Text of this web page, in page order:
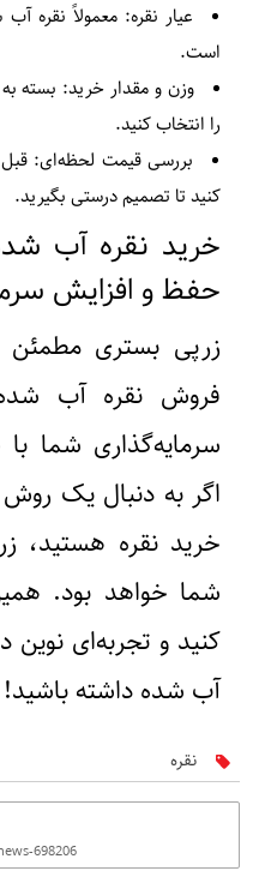
عیار نقره:
است.
وزن و مقدار خرید: بسته
را انتخاب کنید.
بررسی قیمت لحظه‌ای:
کنید تا تصمیم درستی بگیرید.
خرید نقره آب‌
حفظ و افزایش
زرپی بستری مطمئن
فروش نقره آب‌
سرمایه‌گذاری شما
اگر به دنبال یک
خرید نقره هستید،
شما خواهد بود.
کنید و تجربه‌ای نوین
آب‌ شده داشته باشید!
نقره